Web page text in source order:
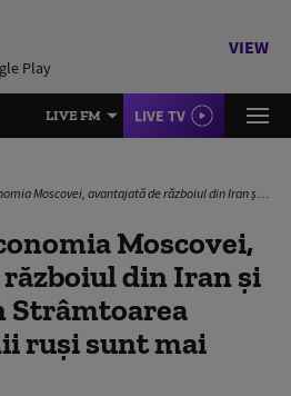
Play
VIEW
LIVE FM LIVE TV
Moscovei, avantajată de războiul din Iran și tensiunile din Strâmtoarea Ormuz: „Barilii ruși sunt mai căutați”
Moscovei,
din Iran și
Strâmtoarea
ruși sunt mai